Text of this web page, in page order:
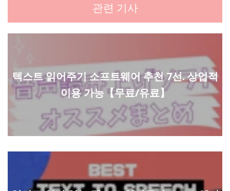
관련 기사
텍스트 읽어주기 소프트웨어 추천 7선. 상업적
이용 가능【무료/유료】